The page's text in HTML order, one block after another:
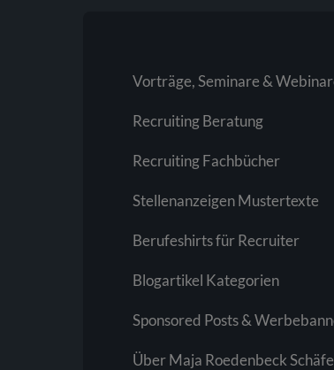
Vorträge, Seminare &
Recruiting Beratung
Recruiting Fachbücher
Stellenanzeigen Mustertexte
Berufeshirts für Recruiter
Blogartikel Kategorien
Sponsored Posts &
Über Maja Roedenbeck